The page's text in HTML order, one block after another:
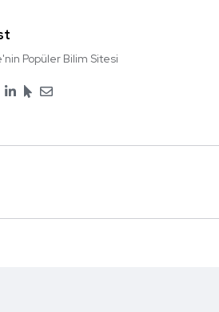
Popüler Bilim Sitesi